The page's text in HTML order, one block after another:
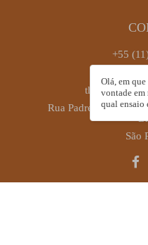
+55
Rua Padre Antônio
São
Olá, em
vontade em
qual ensaio